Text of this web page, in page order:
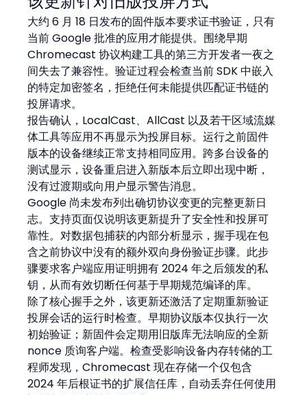
大约 6 月 18 日发布的固件版本要求证书验证，只有
当前 Google 批准的应用才能提供。围绕早期
Chromecast 协议构建工具的第三方开发者一夜之
间失去了兼容性。验证过程会检查当前 SDK 中嵌入
的特定加密签名，拒绝任何未能提供匹配证书链的
投屏请求。
报告确认，LocalCast、AllCast 以及若干区域流媒
体工具等应用不再显示为投屏目标。运行之前固件
版本的设备继续正常支持相同应用。跨多台设备的
测试显示，设备重启进入新版本后立即出现中断，
没有过渡期或向用户显示警告消息。
Google 尚未发布列出确切协议变更的完整更新日
志。支持页面仅说明该更新提升了安全性和投屏可
靠性。对数据包捕获的内部分析显示，握手现在包
含之前协议中没有的额外双向身份验证步骤。此步
骤要求客户端应用证明拥有 2024 年之后颁发的私
钥，从而有效切断任何基于早期规范编译的库。
除了核心握手之外，该更新还激活了定期重新验证
投屏会话的运行时检查。早期协议版本仅执行一次
初始验证；新固件会定期用旧版库无法响应的全新
nonce 质询客户端。检查受影响设备内存转储的工
程师发现，Chromecast 现在存储一个仅包含
2024 年后根证书的扩展信任库，自动丢弃任何使用